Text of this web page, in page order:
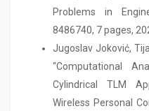
Problems in
8486740, 7 pages,
Jugoslav Joković,
“Computational
Cylindrical TLM
Wireless Personal